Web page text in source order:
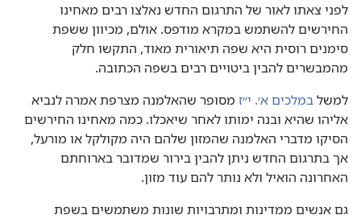
לפני צאתו לאור של התרגום החדש נאלצו רבים מאחינו
החירשים להשתמש במקרא מודפס.‏ אולם,‏ מכיוון ששפת
סימנים רוסית היא שפה תיאורית מאוד,‏ התקשו חלק
מהמבשרים להבין ביטויים רבים בשפה הכתובה.‏
למשלבמלכים א׳.‏ י״ז מסופר שהאלמנה מצרפת אמרה לנביא
אליהו שהיא ובנה ימותו לאחר שיאכלו.‏ כמה מאחינו החירשים
הסיקו מדברי האלמנה שהמזון שלהם היה מקולקל או מורעל,‏
אך בתרגום החדש ניתן להבין בירור שמדובר בארוחתם
האחרונה הואיל ולא נותר להם עוד מזון.‏
גם אנשים ממדינות ומתרבויות שונות משתמשים בשפת